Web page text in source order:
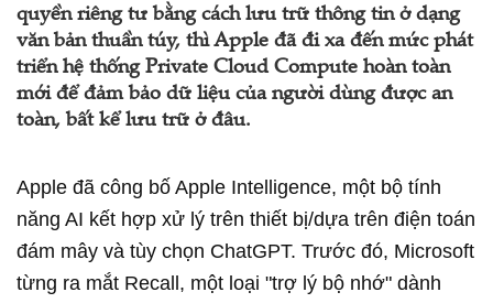
quyền riêng tư bằng cách lưu trữ thông tin ở dạng
văn bản thuần túy, thì Apple đã đi xa đến mức phát
triển hệ thống Private Cloud Compute hoàn toàn
mới để đảm bảo dữ liệu của người dùng được an
toàn, bất kể lưu trữ ở đâu.
Apple đã công bố Apple Intelligence, một bộ tính
năng AI kết hợp xử lý trên thiết bị/dựa trên điện toán
đám mây và tùy chọn ChatGPT. Trước đó, Microsoft
từng ra mắt Recall, một loại "trợ lý bộ nhớ" dành